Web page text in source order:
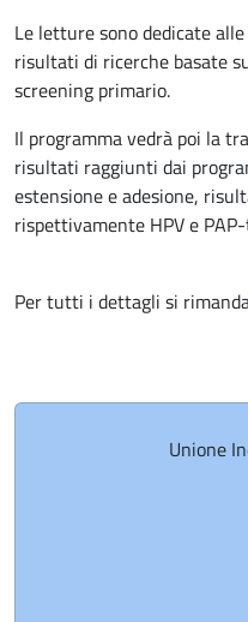
Le letture sono dedicate
risultati di ricerche basate
screening primario.
Il programma vedrà poi la
risultati raggiunti dai
estensione e adesione,
rispettivamente HPV e
Per tutti i dettagli si
Unione